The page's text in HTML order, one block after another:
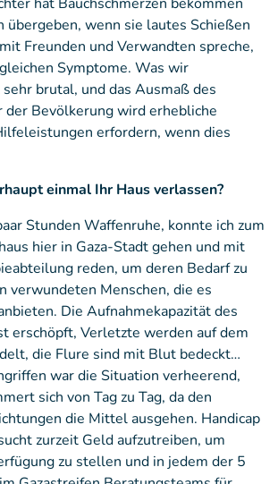
übergeben, wenn sie lautes Schießen
Freunden und Verwandten spreche,
Symptome. Was wir
brutal, und das Ausmaß des
der Bevölkerung wird erhebliche
erfordern, wenn dies
einmal Ihr Haus verlassen?
Stunden Waffenruhe, konnte ich zum
hier in Gaza-Stadt gehen und mit
reden, um deren Bedarf zu
verwundeten Menschen, die es
Die Aufnahmekapazität des
erschöpft, Verletzte werden auf dem
die Flure sind mit Blut bedeckt…
war die Situation verheerend,
sich von Tag zu Tag, da den
die Mittel ausgehen. Handicap
zurzeit Geld aufzutreiben, um
zu stellen und in jedem der 5